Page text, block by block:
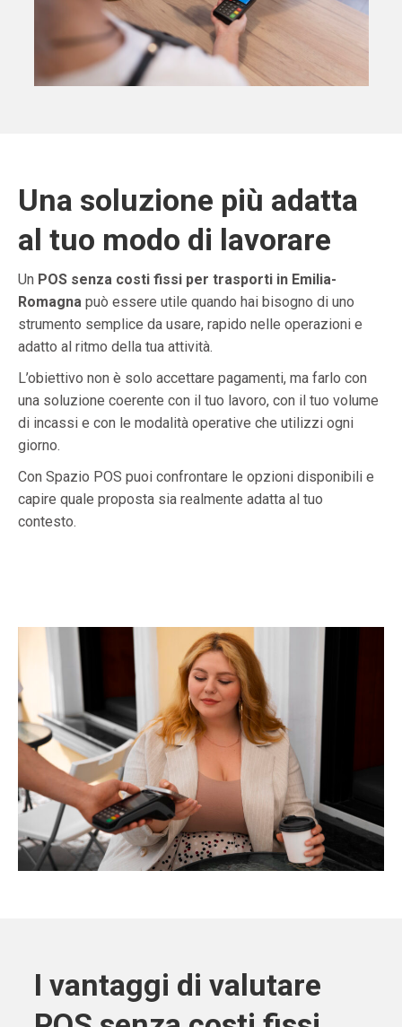
Una soluzione più adatta
al tuo modo di lavorare
Un POS senza costi fissi per trasporti in Emilia-
Romagna può essere utile quando hai bisogno di uno
strumento semplice da usare, rapido nelle operazioni e
adatto al ritmo della tua attività.
L’obiettivo non è solo accettare pagamenti, ma farlo con
una soluzione coerente con il tuo lavoro, con il tuo volume
di incassi e con le modalità operative che utilizzi ogni
giorno.
Con Spazio POS puoi confrontare le opzioni disponibili e
capire quale proposta sia realmente adatta al tuo
contesto.
I vantaggi di valutare